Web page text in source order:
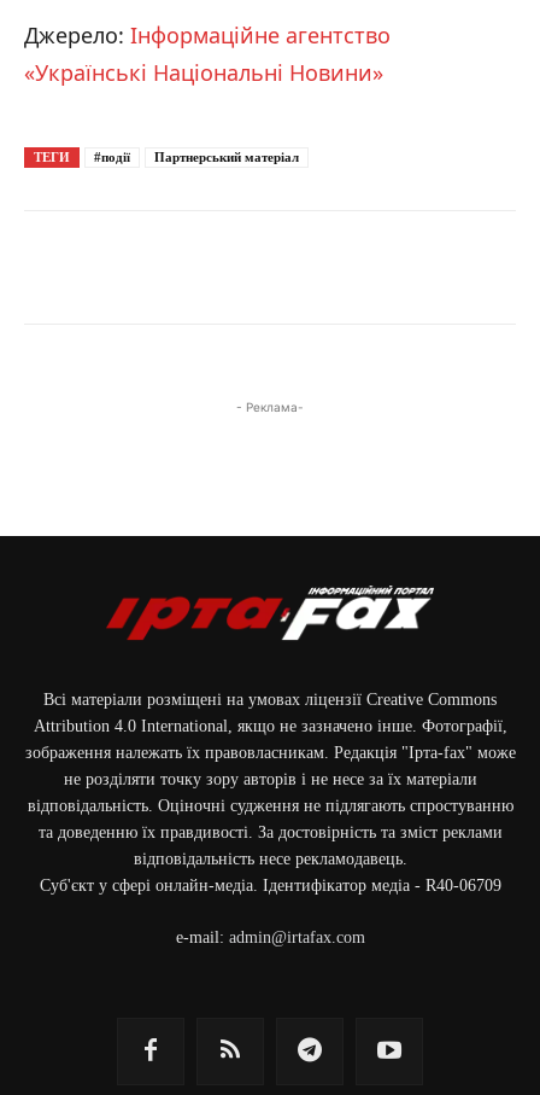
Джерело: Інформаційне агентство
«Українські Національні Новини»
ТЕГИ #події Партнерський матеріал
- Реклама-
Всі матеріали розміщені на умовах ліцензії Creative Commons
Attribution 4.0 International, якщо не зазначено інше. Фотографії,
зображення належать їх правовласникам. Редакція "Ірта-fax" може
не розділяти точку зору авторів і не несе за їх матеріали
відповідальність. Оціночні судження не підлягають спростуванню
та доведенню їх правдивості. За достовірність та зміст реклами
відповідальність несе рекламодавець.
Cуб'єкт у сфері онлайн-медіа. Ідентифікатор медіа - R40-06709
e-mail: admin@irtafax.com